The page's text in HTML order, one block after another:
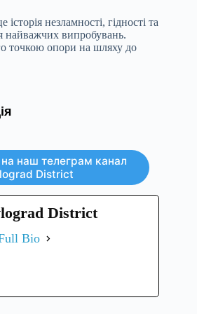
незламності, гідності та
найважчих випробувань.
точкою опори на шляху до
на наш телеграм канал
District
District
Bio